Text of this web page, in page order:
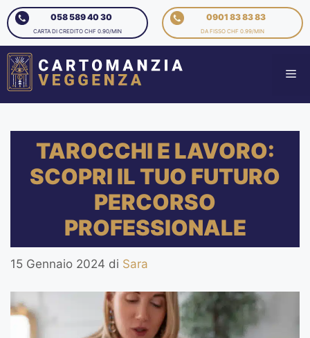
058 589 40 30
CARTA DI CREDITO CHF 0.90/MIN
0901 83 83 83
DA FISSO CHF 0.99/MIN
TAROCCHI E LAVORO:
SCOPRI IL TUO FUTURO
PERCORSO
PROFESSIONALE
15 Gennaio 2024 di Sara